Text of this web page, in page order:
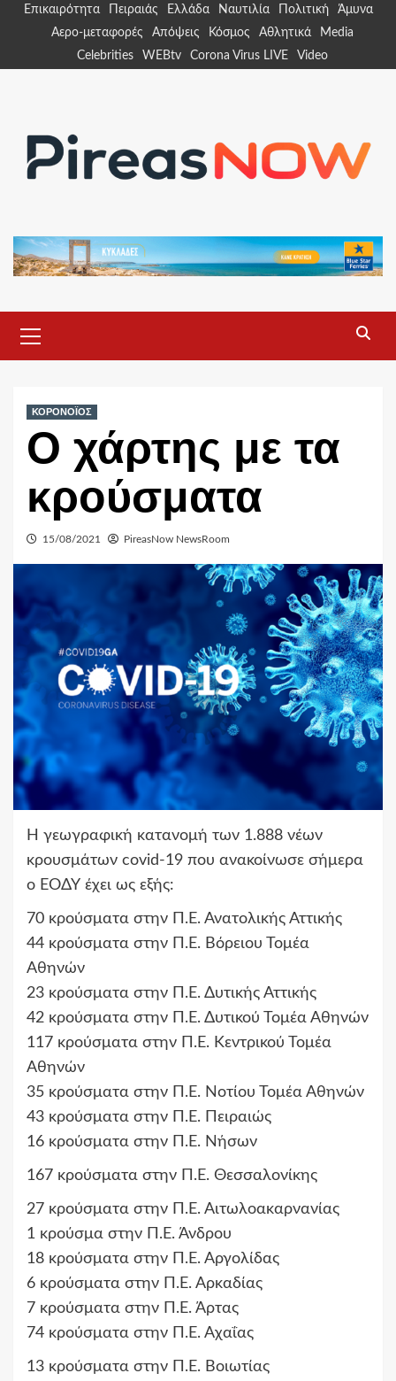
Επικαιρότητα Πειραιάς Ελλάδα Ναυτιλία Πολιτική
Άμυνα
Αερο-μεταφορές
Απόψεις Κόσμος Αθλητικά
Media
Celebrities
WEBtv Corona Virus LIVE Video
Menu
ΚΟΡΟΝΟΪΟΣ
Ο χάρτης με τα
κρούσματα
15/08/2021 PireasNow NewsRoom
Η γεωγραφική κατανομή των 1.888 νέων
κρουσμάτων covid-19 που ανακοίνωσε σήμερα
ο ΕΟΔΥ έχει ως εξής:
70 κρούσματα στην Π.Ε. Ανατολικής Αττικής
44 κρούσματα στην Π.Ε. Βόρειου Τομέα
Αθηνών
23 κρούσματα στην Π.Ε. Δυτικής Αττικής
42 κρούσματα στην Π.Ε. Δυτικού Τομέα Αθηνών
117 κρούσματα στην Π.Ε. Κεντρικού Τομέα
Αθηνών
35 κρούσματα στην Π.Ε. Νοτίου Τομέα Αθηνών
43 κρούσματα στην Π.Ε. Πειραιώς
16 κρούσματα στην Π.Ε. Νήσων
167 κρούσματα στην Π.Ε. Θεσσαλονίκης
27 κρούσματα στην Π.Ε. Αιτωλοακαρνανίας
1 κρούσμα στην Π.Ε. Άνδρου
18 κρούσματα στην Π.Ε. Αργολίδας
6 κρούσματα στην Π.Ε. Αρκαδίας
7 κρούσματα στην Π.Ε. Άρτας
74 κρούσματα στην Π.Ε. Αχαΐας
13 κρούσματα στην Π.Ε. Βοιωτίας